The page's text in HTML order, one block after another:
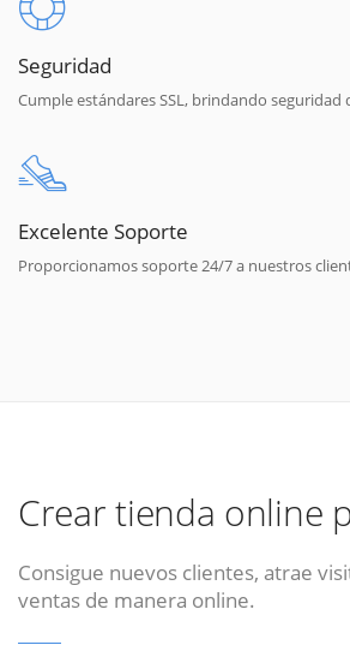
Seguridad
Cumple estándares SSL, brindando seguridad
Excelente Soporte
Proporcionamos soporte 24/7 a nuestros
Crear tienda online
Consigue nuevos clientes, atrae
ventas de manera online.